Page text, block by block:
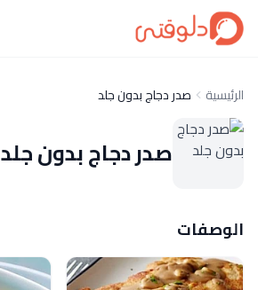
الرئيسية صدر دجاج بدون جلد
صدر دجاج بدون جلد
الوصفات